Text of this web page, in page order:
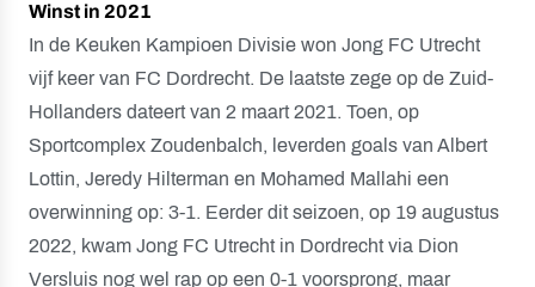
Winst in 2021
In de Keuken Kampioen Divisie won Jong FC Utrecht
vijf keer van FC Dordrecht. De laatste zege op de Zuid-
Hollanders dateert van 2 maart 2021. Toen, op
Sportcomplex Zoudenbalch, leverden goals van Albert
Lottin, Jeredy Hilterman en Mohamed Mallahi een
overwinning op: 3-1. Eerder dit seizoen, op 19 augustus
2022, kwam Jong FC Utrecht in Dordrecht via Dion
Versluis nog wel rap op een 0-1 voorsprong, maar